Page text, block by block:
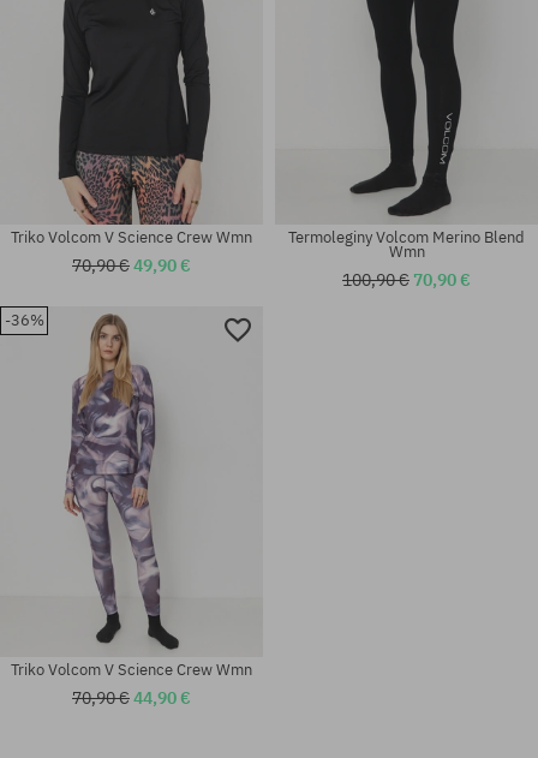
Dostupné veľkosti:
Triko Volcom V Science Crew Wmn
70,90 €49,90 €
Termoleginy Volcom Merino Blend
Wmn
100,90 € 70,90 €
-36%
Triko Volcom V Science Crew Wmn
70,90 €44,90 €